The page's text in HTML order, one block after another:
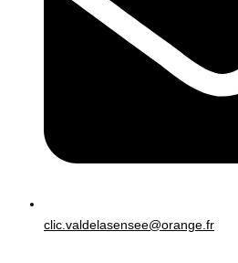
clic.valdelasensee@orange.fr